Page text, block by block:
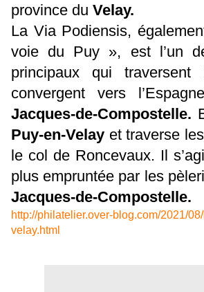
province du Velay.
La Via Podiensis,
voie du Puy », est l’un
principaux qui
convergent vers
Jacques-de-Compostelle.
Puy-en-Velay et traverse
le col de Roncevaux. Il
plus empruntée par les
Jacques-de-Compostelle.
http://philatelier.over-blog.com/2021/
velay.html